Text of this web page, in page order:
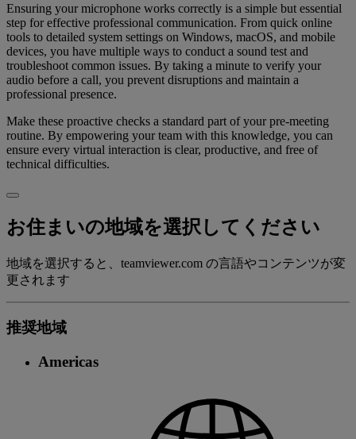
Ensuring your microphone works correctly is a simple but essential
step for effective professional communication. From quick online
tools to detailed system settings on Windows, macOS, and mobile
devices, you have multiple ways to conduct a sound test and
troubleshoot common issues. By taking a minute to verify your
audio before a call, you prevent disruptions and maintain a
professional presence.
Make these proactive checks a standard part of your pre-meeting
routine. By empowering your team with this knowledge, you can
ensure every virtual interaction is clear, productive, and free of
technical difficulties.
お住まいの地域を選択してください
地域を選択すると、teamviewer.com の言語やコンテンツが変
更されます
推奨地域
Americas